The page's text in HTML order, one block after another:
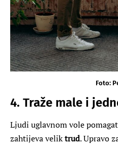
Foto:
4. Traže male i
Ljudi uglavnom vole
zahtijeva veliktrud. Upravo